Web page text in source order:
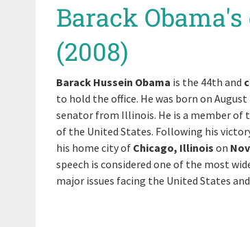
Barack
(2008)
Barack Hussein Obama is the 44th and
to hold the office. He was born on
senator from Illinois. He is a member of
of the United States. Following his
his home city of Chicago, Illinois on
speech is considered one of the most
major issues facing the United States